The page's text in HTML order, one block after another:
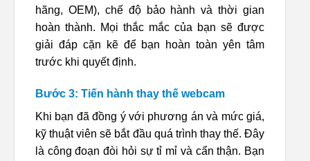
hãng, OEM), chế độ bảo hành và thời gian
hoàn thành. Mọi thắc mắc của bạn sẽ được
giải đáp cặn kẽ để bạn hoàn toàn yên tâm
trước khi quyết định.
Bước 3: Tiến hành thay thế webcam
Khi bạn đã đồng ý với phương án và mức giá,
kỹ thuật viên sẽ bắt đầu quá trình thay thế. Đây
là công đoạn đòi hỏi sự tỉ mỉ và cẩn thận. Bạn